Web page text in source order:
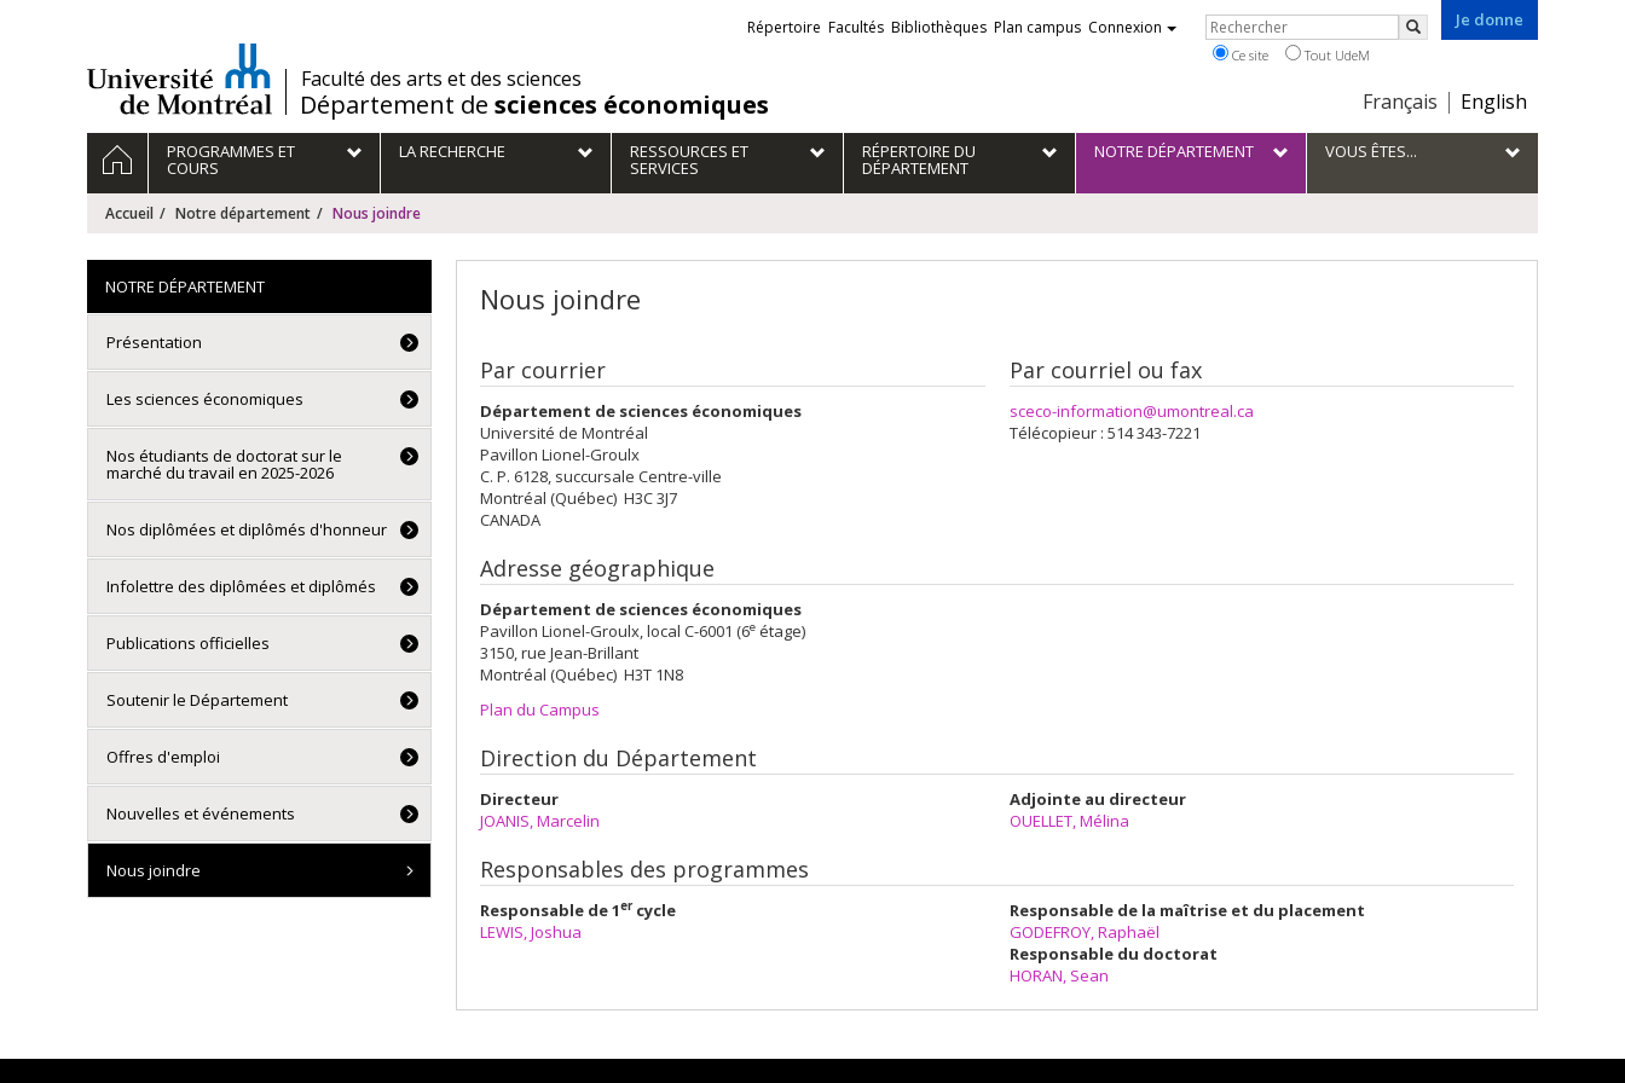
/Faculté des arts et des sciences
Département de sciences économiques
Je donne
Choix
la
langue
Français English
Liens
externes
Répertoire Facultés Bibliothèques Plan campus Connexion Rechercher
Rechercher
Ce site Tout UdeM
Navigation
principale
ACCUEILPROGRAMMES ET
COURS
LA RECHERCHE RESSOURCES ET
SERVICES
RÉPERTOIRE DU
DÉPARTEMENT
NOTRE DÉPARTEMENT VOUS ÊTES...
Accueil Notre département Nous joindre
Nous joindre
Par courrier
Département de sciences économiques
Université de Montréal
Pavillon Lionel-Groulx
C. P. 6128, succursale Centre-ville
Montréal (Québec) H3C 3J7
CANADA
Par courriel ou fax
sceco-information@umontreal.ca
Télécopieur : 514 343-7221
Adresse géographique
Département de sciences économiques
Pavillon Lionel-Groulx, local C-6001 (6e étage)
3150, rue Jean-Brillant
Montréal (Québec) H3T 1N8
Plan du Campus
Direction du Département
Directeur
JOANIS, Marcelin
Adjointe au directeur
OUELLET, Mélina
Responsables des programmes
Responsable de 1er cycle
LEWIS, Joshua
Responsable de la maîtrise et du placement
GODEFROY, Raphaël
Responsable du doctorat
HORAN, Sean
NOTRE DÉPARTEMENT
Présentation
Les sciences économiques
Nos étudiants de doctorat sur le
marché du travail en 2025-2026
Nos diplômées et diplômés d'honneur
Infolettre des diplômées et diplômés
Publications officielles
Soutenir le Département
Offres d'emploi
Nouvelles et événements
Nous joindre